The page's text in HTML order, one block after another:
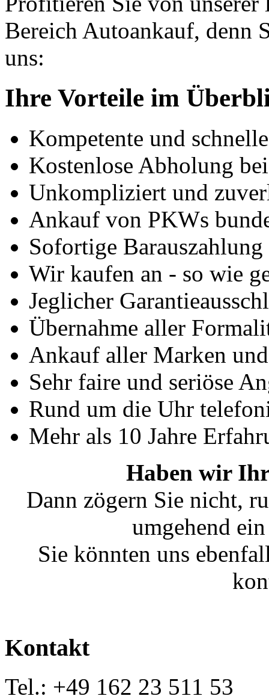
Bereich Autoankauf, denn
uns:
Ihre Vorteile im
Kompetente und
Kostenlose Abholung
Unkompliziert und
Ankauf von PKWs
Sofortige
Wir kaufen an - so wie
Jeglicher
Übernahme aller
Ankauf aller Marken
Sehr faire und seriöse
Rund um die Uhr
Mehr als 10 Jahre
Haben wir Ihr
Dann zögern Sie nicht,
umgehend
Sie könnten uns
Kontakt
Tel.: +49 162 23 511 53